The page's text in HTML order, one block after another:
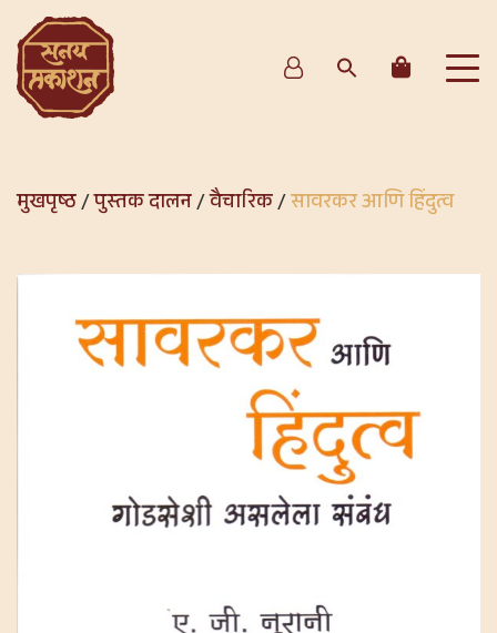
मुखपृष्ठ/पुस्तक दालन/वैचारिक/सावरकर आणि हिंदुत्व